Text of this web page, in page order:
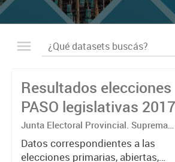
Resultados elecciones
PASO legislativas 2017
Junta Electoral Provincial. Suprema
Corte de Justicia. Poder Judicial
Mendoza.
Datos correspondientes a las
elecciones primarias, abiertas,